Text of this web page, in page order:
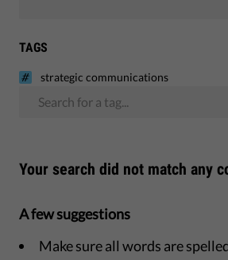
TAGS
strategic communications
Search for a tag...
Your search did not match any
A few suggestions
Make sure all words are